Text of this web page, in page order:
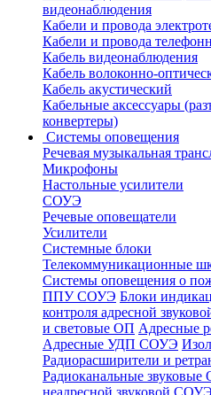
видеонаблюдения
Кабели и провода
Кабели и провода
Кабель видеонаблюдения
Кабель волоконно-
Кабель акустический
Кабельные аксессуары
конвертеры)
Системы оповещения
Речевая музыкальная
Микрофоны
Настольные усилители
СОУЭ
Речевые оповещатели
Усилители
Системные блоки
Телекоммуникационные
Системы оповещения о
ППУ СОУЭ Блоки
контроля адресной
и световые ОП Адресные
Адресные УДП СОУЭ
Радиорасширители и
Радиоканальные звуковые
неадресной звуковой СОУЭ